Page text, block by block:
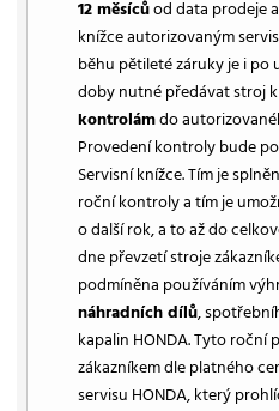
12 měsícůod data prodeje
knížce autorizovaným
běhu pětileté záruky je i
doby nutné předávat stroj
kontrolámdo
Provedení kontroly bude
Servisní knížce. Tím je
roční kontroly a tím je
o další rok, a to až do
dne převzetí stroje
podmíněna používáním
náhradních dílů,
kapalin HONDA. Tyto roční
zákazníkem dle platného
servisu HONDA, který